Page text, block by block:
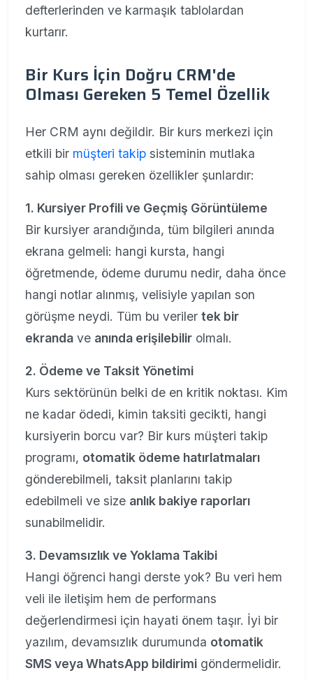
defterlerinden ve karmaşık tablolardan
kurtarır.
Bir Kurs İçin Doğru CRM'de
Olması Gereken 5 Temel Özellik
Her CRM aynı değildir. Bir kurs merkezi için
etkili bir müşteri takip sisteminin mutlaka
sahip olması gereken özellikler şunlardır:
1. Kursiyer Profili ve Geçmiş Görüntüleme
Bir kursiyer arandığında, tüm bilgileri anında
ekrana gelmeli: hangi kursta, hangi
öğretmende, ödeme durumu nedir, daha önce
hangi notlar alınmış, velisiyle yapılan son
görüşme neydi. Tüm bu veriler tek bir
ekranda ve anında erişilebilir olmalı.
2. Ödeme ve Taksit Yönetimi
Kurs sektörünün belki de en kritik noktası. Kim
ne kadar ödedi, kimin taksiti gecikti, hangi
kursiyerin borcu var? Bir kurs müşteri takip
programı, otomatik ödeme hatırlatmaları
gönderebilmeli, taksit planlarını takip
edebilmeli ve size anlık bakiye raporları
sunabilmelidir.
3. Devamsızlık ve Yoklama Takibi
Hangi öğrenci hangi derste yok? Bu veri hem
veli ile iletişim hem de performans
değerlendirmesi için hayati önem taşır. İyi bir
yazılım, devamsızlık durumunda otomatik
SMS veya WhatsApp bildirimi göndermelidir.